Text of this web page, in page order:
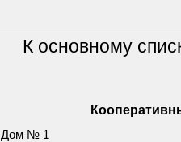
К основному
Дом № 1